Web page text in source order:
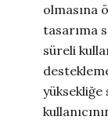
olmasına
tasarıma
süreli